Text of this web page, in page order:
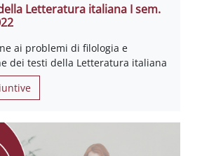
Letteratura italiana I sem.
ai problemi di filologia e
dei testi della Letteratura italiana